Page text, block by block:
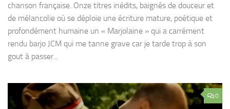
chanson française. Onze titres inédits, baignés de douceur et
de mélancolie où se déploie une écriture mature, poétique et
profondément humaine un « Marjolaine » qui a carrément
rendu barjo JCM qui me tanne grave car je tarde trop à son
gout à passer...
0